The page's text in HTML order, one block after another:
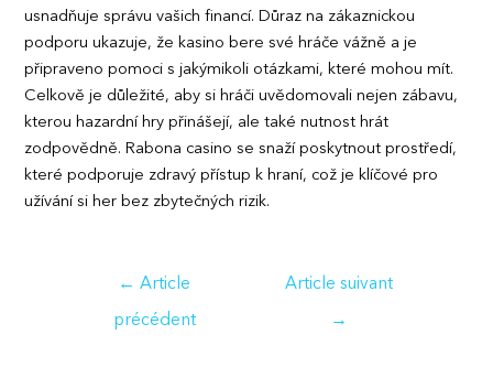
usnadňuje správu vašich financí. Důraz na zákaznickou
podporu ukazuje, že kasino bere své hráče vážně a je
připraveno pomoci s jakýmikoli otázkami, které mohou mít.
Celkově je důležité, aby si hráči uvědomovali nejen zábavu,
kterou hazardní hry přinášejí, ale také nutnost hrát
zodpovědně. Rabona casino se snaží poskytnout prostředí,
které podporuje zdravý přístup k hraní, což je klíčové pro
užívání si her bez zbytečných rizik.
← Article
précédent
Article suivant
→